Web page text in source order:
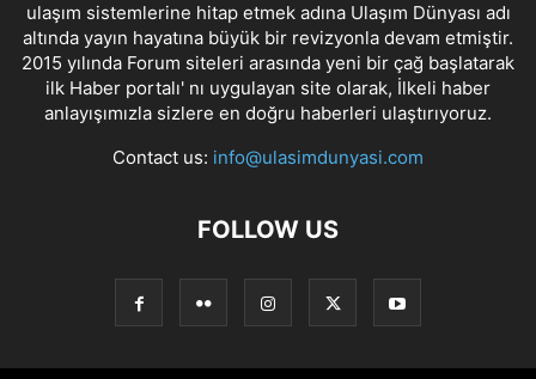
ulaşım sistemlerine hitap etmek adına Ulaşım Dünyası adı
altında yayın hayatına büyük bir revizyonla devam etmiştir.
2015 yılında Forum siteleri arasında yeni bir çağ başlatarak
ilk Haber portalı' nı uygulayan site olarak, İlkeli haber
anlayışımızla sizlere en doğru haberleri ulaştırıyoruz.
Contact us: info@ulasimdunyasi.com
FOLLOW US